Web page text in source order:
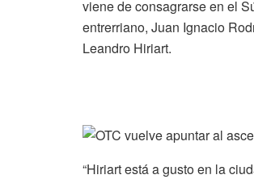
viene de consagrarse en el
entrerriano, Juan Ignacio
Leandro Hiriart.
“Hiriart está a gusto en la